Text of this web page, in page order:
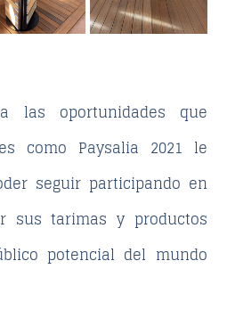
las oportunidades que
como Paysalia 2021 le
seguir participando en
sus tarimas y productos
potencial del mundo